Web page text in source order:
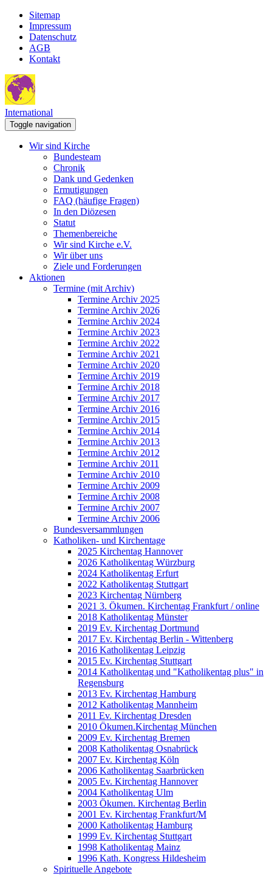
Sitemap
Impressum
Datenschutz
AGB
Kontakt
International
Toggle navigation
Wir sind Kirche
Bundesteam
Chronik
Dank und Gedenken
Ermutigungen
FAQ (häufige Fragen)
In den Diözesen
Statut
Themenbereiche
Wir sind Kirche e.V.
Wir über uns
Ziele und Forderungen
Aktionen
Termine (mit Archiv)
Termine Archiv 2025
Termine Archiv 2026
Termine Archiv 2024
Termine Archiv 2023
Termine Archiv 2022
Termine Archiv 2021
Termine Archiv 2020
Termine Archiv 2019
Termine Archiv 2018
Termine Archiv 2017
Termine Archiv 2016
Termine Archiv 2015
Termine Archiv 2014
Termine Archiv 2013
Termine Archiv 2012
Termine Archiv 2011
Termine Archiv 2010
Termine Archiv 2009
Termine Archiv 2008
Termine Archiv 2007
Termine Archiv 2006
Bundesversammlungen
Katholiken- und Kirchentage
2025 Kirchentag Hannover
2026 Katholikentag Würzburg
2024 Katholikentag Erfurt
2022 Katholikentag Stuttgart
2023 Kirchentag Nürnberg
2021 3. Ökumen. Kirchentag Frankfurt / online
2018 Katholikentag Münster
2019 Ev. Kirchentag Dortmund
2017 Ev. Kirchentag Berlin - Wittenberg
2016 Katholikentag Leipzig
2015 Ev. Kirchentag Stuttgart
2014 Katholikentag und "Katholikentag plus" in
Regensburg
2013 Ev. Kirchentag Hamburg
2012 Katholikentag Mannheim
2011 Ev. Kirchentag Dresden
2010 Ökumen.Kirchentag München
2009 Ev. Kirchentag Bremen
2008 Katholikentag Osnabrück
2007 Ev. Kirchentag Köln
2006 Katholikentag Saarbrücken
2005 Ev. Kirchentag Hannover
2004 Katholikentag Ulm
2003 Ökumen. Kirchentag Berlin
2001 Ev. Kirchentag Frankfurt/M
2000 Katholikentag Hamburg
1999 Ev. Kirchentag Stuttgart
1998 Katholikentag Mainz
1996 Kath. Kongress Hildesheim
Spirituelle Angebote